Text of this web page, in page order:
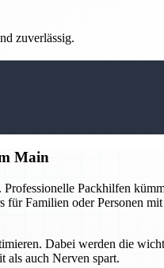
zuverlässig.
Main
Packhilfen
für Familien oder Personen
Dabei werden die
als auch Nerven spart.